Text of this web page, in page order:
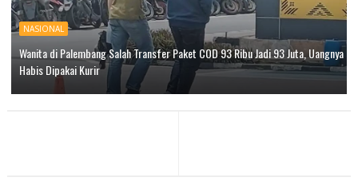
NASIONAL
Wanita di Palembang Salah Transfer Paket COD 93 Ribu Jadi 93 Juta, Uangnya
Habis Dipakai Kurir